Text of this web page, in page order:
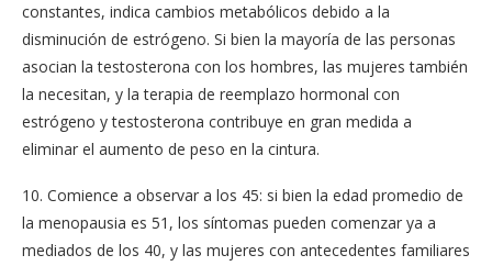
constantes, indica cambios metabólicos debido a la
disminución de estrógeno. Si bien la mayoría de las personas
asocian la testosterona con los hombres, las mujeres también
la necesitan, y la terapia de reemplazo hormonal con
estrógeno y testosterona contribuye en gran medida a
eliminar el aumento de peso en la cintura.
10. Comience a observar a los 45: si bien la edad promedio de
la menopausia es 51, los síntomas pueden comenzar ya a
mediados de los 40, y las mujeres con antecedentes familiares